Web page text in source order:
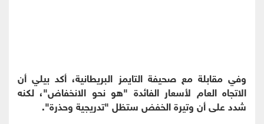
وفي مقابلة مع صحيفة التايمز البريطانية، أكد بيلي أن
الاتجاه العام لأسعار الفائدة "هو نحو الانخفاض"، لكنه
شدد على أن وتيرة الخفض ستظل "تدريجية وحذرة".